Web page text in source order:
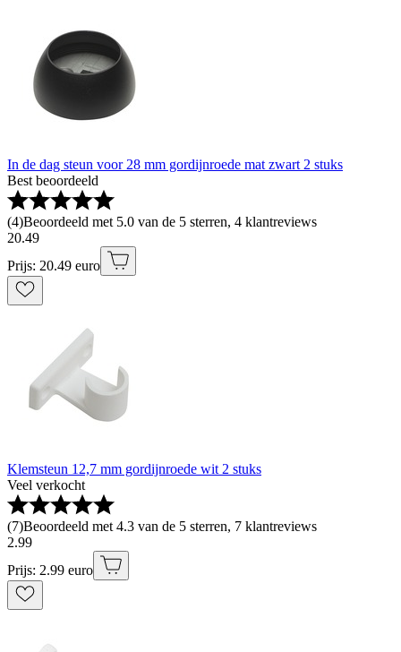
In de dag steun voor 28 mm gordijnroede mat zwart 2 stuks
Best beoordeeld
(4)Beoordeeld met 5.0 van de 5 sterren, 4 klantreviews
20.49
Prijs: 20.49 euro
Klemsteun 12,7 mm gordijnroede wit 2 stuks
Veel verkocht
(7)Beoordeeld met 4.3 van de 5 sterren, 7 klantreviews
2.99
Prijs: 2.99 euro